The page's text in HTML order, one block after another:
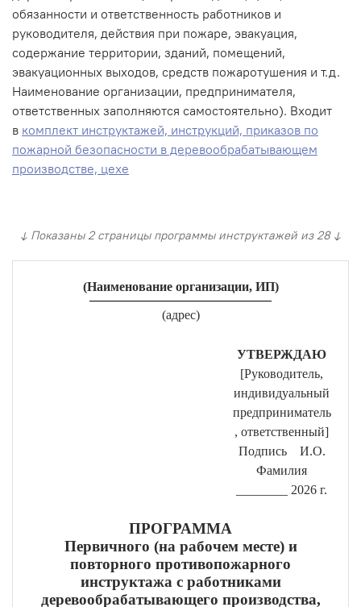
обязанности и ответственность работников и
руководителя, действия при пожаре, эвакуация,
содержание территории, зданий, помещений,
эвакуационных выходов, средств пожаротушения и т.д.
Наименование организации, предпринимателя,
ответственных заполняются самостоятельно). Входит
в комплект инструктажей, инструкций, приказов по
пожарной безопасности в деревообрабатывающем
производстве, цехе
↓ Показаны 2 страницы программы инструктажей из 28 ↓
(Наименование организации, ИП)
(адрес)
УТВЕРЖДАЮ
[Руководитель,
индивидуальный
предприниматель
, ответственный]
Подпись И.О.
Фамилия
________ 2026 г.
ПРОГРАММА
Первичного (на рабочем месте) и
повторного противопожарного
инструктажа с работниками
деревообрабатывающего производства,